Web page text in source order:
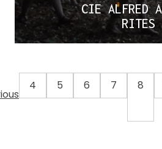
CIE ALFRED
RITES
4 5 6 7 8